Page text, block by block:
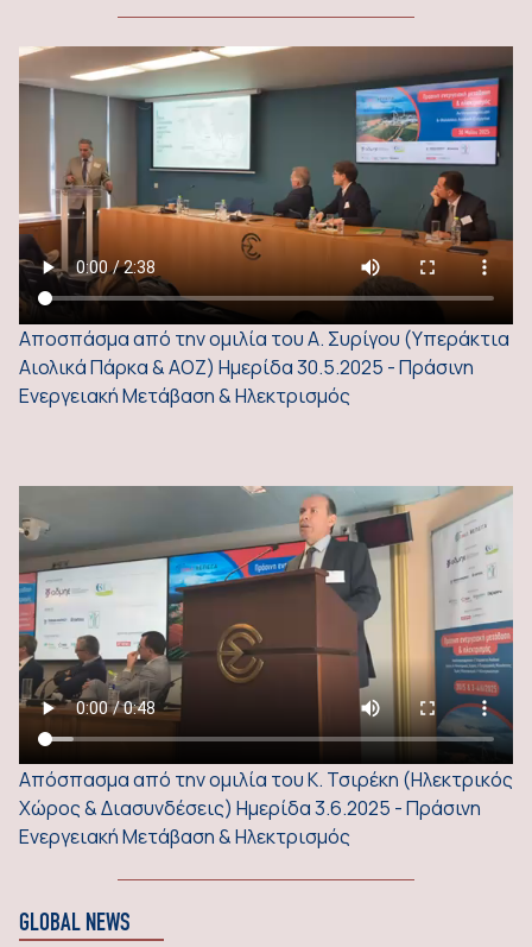
Αποσπάσμα από την ομιλία του Α. Συρίγου (Υπεράκτια
Αιολικά Πάρκα & ΑΟΖ) Ημερίδα 30.5.2025 - Πράσινη
Ενεργειακή Μετάβαση & Ηλεκτρισμός
Απόσπασμα από την ομιλία του Κ. Τσιρέκη (Ηλεκτρικός
Χώρος & Διασυνδέσεις) Ημερίδα 3.6.2025 - Πράσινη
Ενεργειακή Μετάβαση & Ηλεκτρισμός
GLOBAL NEWS